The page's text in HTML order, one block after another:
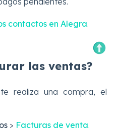
contactos en Alegra.
las ventas?
realiza una compra, el
> Facturas de venta.